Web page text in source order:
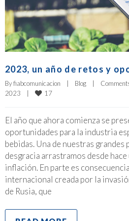
2023, un año de retos y
By fiabcomunicacion Blog
2023
17
El año que ahora comienza se
oportunidades para la industria
bebidas. Una de nuestras
desgracia arrastramos desde hace
inflación. En parte es
internacional creada por la
de Rusia, que